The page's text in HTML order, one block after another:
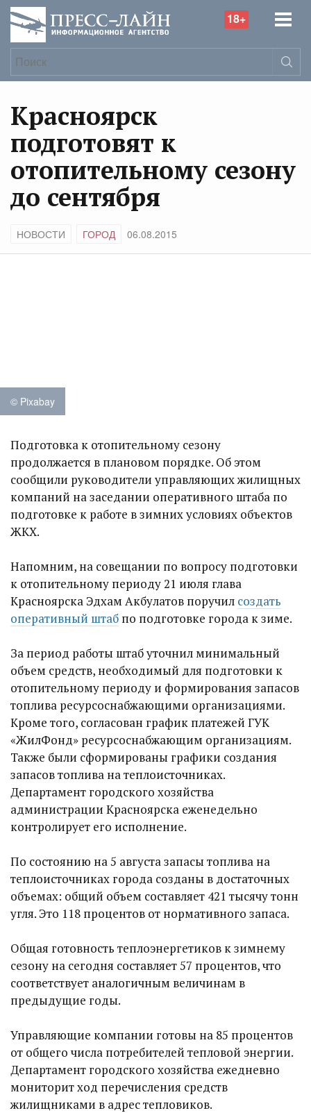
18+
Красноярск
подготовят к
отопительному сезону
до сентября
НОВОСТИ ГОРОД 06.08.2015
© Pixabay
Подготовка к отопительному сезону
продолжается в плановом порядке. Об этом
сообщили руководители управляющих жилищных
компаний на заседании оперативного штаба по
подготовке к работе в зимних условиях объектов
ЖКХ.
Напомним, на совещании по вопросу подготовки
к отопительному периоду 21 июля глава
Красноярска Эдхам Акбулатов поручил создать
оперативный штаб по подготовке города к зиме.
За период работы штаб уточнил минимальный
объем средств, необходимый для подготовки к
отопительному периоду и формирования запасов
топлива ресурсоснабжающими организациями.
Кроме того, согласован график платежей ГУК
«ЖилФонд» ресурсоснабжающим организациям.
Также были сформированы графики создания
запасов топлива на теплоисточниках.
Департамент городского хозяйства
администрации Красноярска еженедельно
контролирует его исполнение.
По состоянию на 5 августа запасы топлива на
теплоисточниках города созданы в достаточных
объемах: общий объем составляет 421 тысячу тонн
угля. Это 118 процентов от нормативного запаса.
Общая готовность теплоэнергетиков к зимнему
сезону на сегодня составляет 57 процентов, что
соответствует аналогичным величинам в
предыдущие годы.
Управляющие компании готовы на 85 процентов
от общего числа потребителей тепловой энергии.
Департамент городского хозяйства ежедневно
мониторит ход перечисления средств
жилищниками в адрес тепловиков.